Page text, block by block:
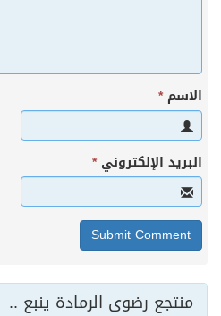
الاسم*
البريد الإلكتروني*
منتجع رضوى الرمادة ينبع ..